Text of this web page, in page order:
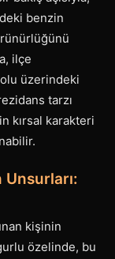
benzin
ilçe
üzerindeki
tarzı
kırsal karakteri
Unsurları:
kişinin
özelinde, bu